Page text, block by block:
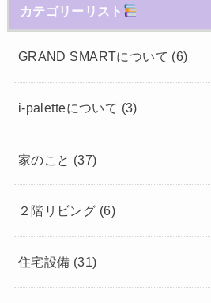
カテゴリーリスト
GRAND SMARTについて (6)
i-paletteについて (3)
家のこと (37)
２階リビング (6)
住宅設備 (31)